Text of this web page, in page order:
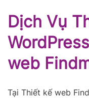
Dịch Vụ
web
Tại Thiết kế web